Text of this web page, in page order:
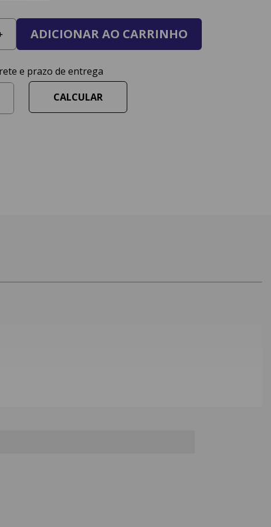
ADICIONAR AO CARRINHO